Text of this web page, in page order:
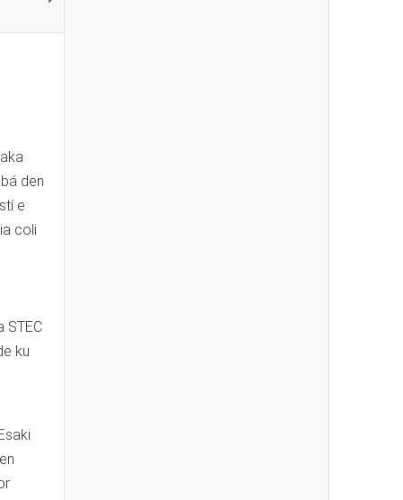
den
e
coli
STEC
ku